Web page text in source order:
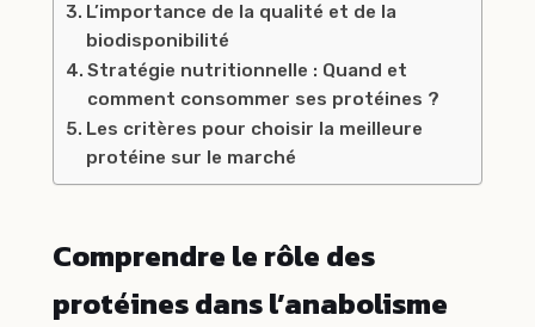
L’importance de la qualité et de la
biodisponibilité
Stratégie nutritionnelle : Quand et
comment consommer ses protéines ?
Les critères pour choisir la meilleure
protéine sur le marché
Comprendre le rôle des
protéines dans l’anabolisme